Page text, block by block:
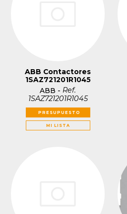
ABB Contactores
1SAZ721201R1045
ABB - Ref.
1SAZ721201R1045
PRESUPUESTO
MI LISTA